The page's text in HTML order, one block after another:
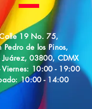
19 No. 75,
Pedro de los Pinos,
Juárez, 03800,CDMX
Viernes: 10:00 - 19:00
10:00 - 14:00